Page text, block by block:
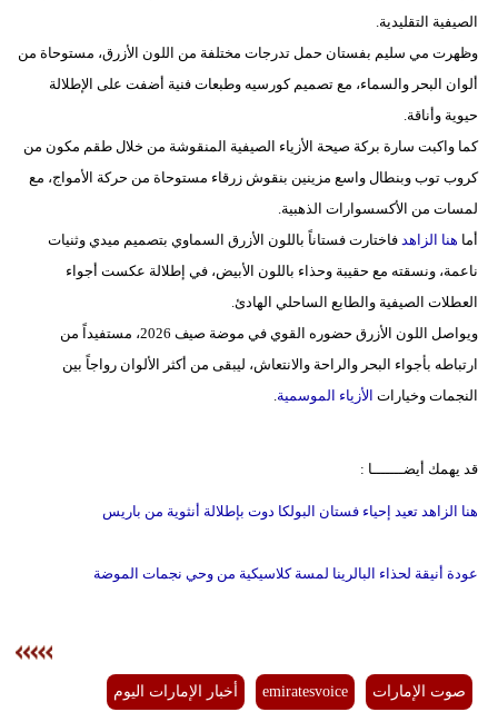
الصيفية التقليدية.
وظهرت مي سليم بفستان حمل تدرجات مختلفة من اللون الأزرق، مستوحاة من
ألوان البحر والسماء، مع تصميم كورسيه وطبعات فنية أضفت على الإطلالة
حيوية وأناقة.
كما واكبت سارة بركة صيحة الأزياء الصيفية المنقوشة من خلال طقم مكون من
كروب توب وبنطال واسع مزينين بنقوش زرقاء مستوحاة من حركة الأمواج، مع
لمسات من الأكسسوارات الذهبية.
أما هنا الزاهدفاختارت فستاناً باللون الأزرق السماوي بتصميم ميدي وثنيات
ناعمة، ونسقته مع حقيبة وحذاء باللون الأبيض، في إطلالة عكست أجواء
العطلات الصيفية والطابع الساحلي الهادئ.
ويواصل اللون الأزرق حضوره القوي في موضة صيف 2026، مستفيداً من
ارتباطه بأجواء البحر والراحة والانتعاش، ليبقى من أكثر الألوان رواجاً بين
النجمات وخيارات الأزياء الموسمية.
قد يهمك أيضـــــــا :
هنا الزاهد تعيد إحياء فستان البولكا دوت بإطلالة أنثوية من باريس
عودة أنيقة لحذاء البالرينا لمسة كلاسيكية من وحي نجمات الموضة
صوت الإمارات emiratesvoice أخبار الإمارات اليوم